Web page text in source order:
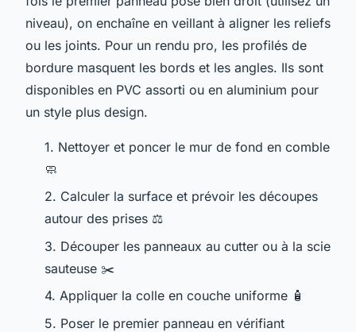
niveau), on enchaîne en veillant à aligner les reliefs
ou les joints. Pour un rendu pro, les profilés de
bordure masquent les bords et les angles. Ils sont
disponibles en PVC assorti ou en aluminium pour
un style plus design.
1. Nettoyer et poncer le mur de fond en comble
🧼
2. Calculer la surface et prévoir les découpes
autour des prises ⚖️
3. Découper les panneaux au cutter ou à la scie
sauteuse ✂️
4. Appliquer la colle en couche uniforme 🧴
5. Poser le premier panneau en vérifiant